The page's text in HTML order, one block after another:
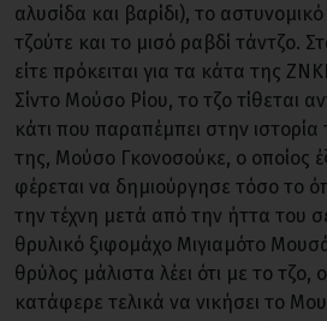
αλυσίδα και βαρίδι), το
τζούτε και το μισό ραβδί τάντζο.
είτε πρόκειται για τα κάτα της
Σίντο Μούσο Ρίου, το τζο τίθεται
κάτι που παραπέμπει στην ιστορία
της, Μούσο Γκονοσούκε, ο οποίος
φέρεται να δημιούργησε τόσο το
την τέχνη μετά από την ήττα του
θρυλικό ξιφομάχο Μιγιαμότο
θρύλος μάλιστα λέει ότι με το τζο,
κατάφερε τελικά να νικήσει το